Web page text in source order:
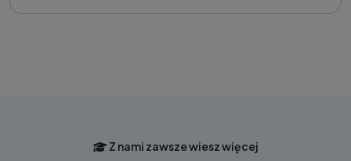
Z nami zawsze wiesz więcej